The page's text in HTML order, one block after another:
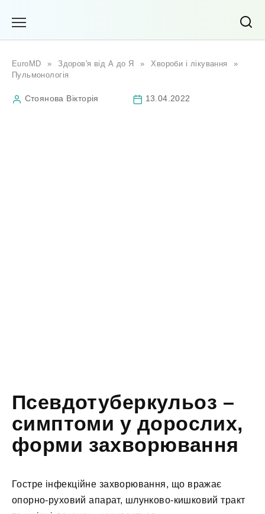
EuroMD » Здоров'я від А до Я » Хвороби і лікування
»
Пульмонологія
Стоянова Вікторія 13.04.2022
Псевдотуберкульоз –
симптоми у дорослих,
форми захворювання
Гостре інфекційне захворювання, що вражає
опорно-руховий апарат, шлунково-кишковий тракт